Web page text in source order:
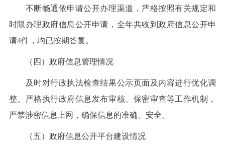
不断畅通依申请公开办理渠道，严格按照有关规定和
时限办理政府信息公开申请，全年共收到政府信息公开申
请4件，均已按期答复。
（四）政府信息管理情况
及时对行政执法检查结果公示页面及内容进行优化调
整。严格执行政府信息发布审核、保密审查等工作机制，
严禁涉密信息上网，确保信息的准确、安全。
（五）政府信息公开平台建设情况